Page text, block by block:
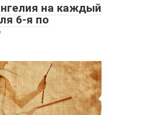
на каждый
6-я по